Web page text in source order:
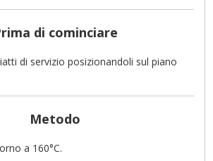
di cominciare
di servizio posizionandoli sul piano
Metodo
a 160°C.